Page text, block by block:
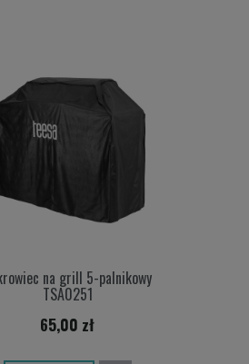
na grill 5-palnikowy
TSA0251
65,00 zł